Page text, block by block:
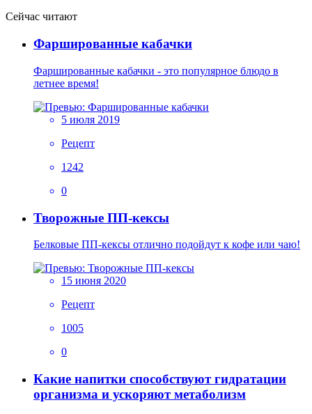
Сейчас читают
Фаршированные кабачки
Фаршированные кабачки - это популярное блюдо в
летнее время!
5 июля 2019
Рецепт
1242
0
Творожные ПП-кексы
Белковые ПП-кексы отлично подойдут к кофе или чаю!
15 июня 2020
Рецепт
1005
0
Какие напитки способствуют гидратации
организма и ускоряют метаболизм